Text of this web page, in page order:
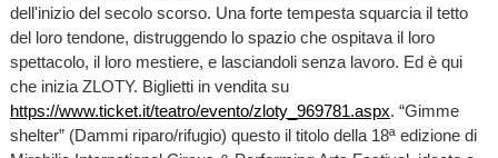
dell'inizio del secolo scorso. Una forte tempesta squarcia il tetto
del loro tendone, distruggendo lo spazio che ospitava il loro
spettacolo, il loro mestiere, e lasciandoli senza lavoro. Ed è qui
che inizia ZLOTY. Biglietti in vendita su
https://www.ticket.it/teatro/evento/zloty_969781.aspx. “Gimme
shelter” (Dammi riparo/rifugio) questo il titolo della 18ª edizione di